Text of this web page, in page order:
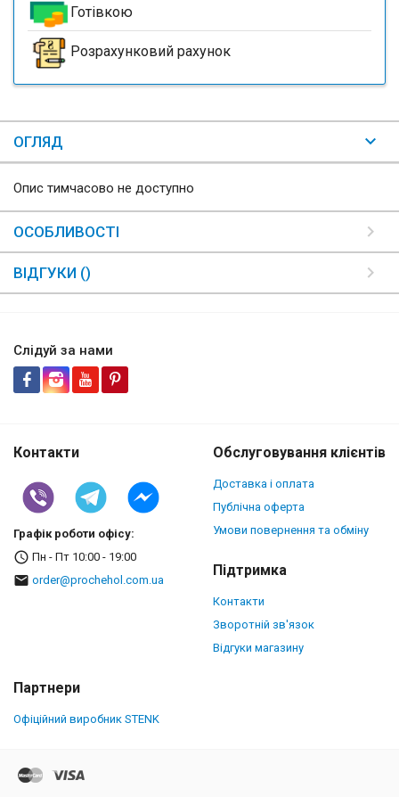
Готівкою
Розрахунковий рахунок
ОГЛЯД
Опис тимчасово не доступно
ОСОБЛИВОСТІ
ВІДГУКИ ()
Слідуй за нами
Контакти
Графік роботи офісу:
Пн - Пт 10:00 - 19:00
order@prochehol.com.ua
Обслуговування клієнтів
Доставка і оплата
Публічна оферта
Умови повернення та обміну
Підтримка
Контакти
Зворотній зв'язок
Відгуки магазину
Партнери
Офіційний виробник STENK